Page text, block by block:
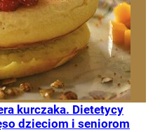
kurczaka. Dietetycy
dzieciom i seniorom